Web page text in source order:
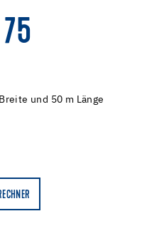
75
und 50 m Länge